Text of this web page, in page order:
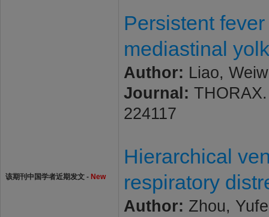
该期刊中国学者近期发文 - New
Persistent
mediastinal
Author: Liao,
Journal:
224117
Hierarchical
respiratory
Author: Zhou,